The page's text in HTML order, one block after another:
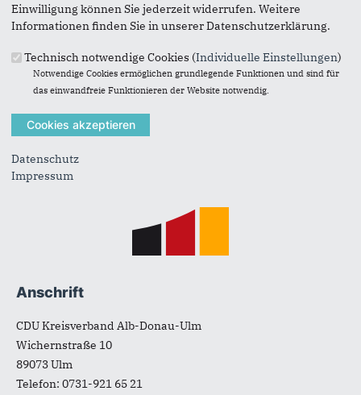
Eugen-Sauter-Weg 8
89191 Nellingen-Oppingen
E-Mail:ulrich.scheifele@gmx.de
Anschrift
CDU Kreisverband Alb-Donau-Ulm
Wichernstraße 10
89073Ulm
Telefon: 0731-921 65 21
Einwilligung können Sie jederzeit widerrufen. Weitere
Informationen finden Sie in unserer Datenschutzerklärung.
Technisch notwendige Cookies (Individuelle Einstellungen)
Notwendige Cookies ermöglichen grundlegende Funktionen und sind für
das einwandfreie Funktionieren der Website notwendig.
Datenschutz
Impressum